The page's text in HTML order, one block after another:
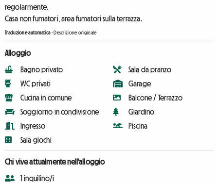
regolarmente.
Casa non fumatori, area fumatori sulla terrazza.
Traduzione automatica-Descrizione originale
Alloggio
Bagno privato
WC privati
Cucina in comune
Soggiorno in condivisione
Ingresso
Sala giochi
Sala da pranzo
Garage
Balcone / Terrazzo
Giardino
Piscina
Chi vive attualmente nell'alloggio
1 inquilino/i